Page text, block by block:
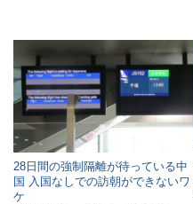
28日間の強制隔離が待っている中
国 入国なしでの訪朝ができないワ
ケ